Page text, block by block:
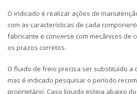
O indicado é realizar ações de
com as características de cada
fabricante e converse com mecânicos de
os prazos corretos.
O fluido de freio precisa ser substituído a
mas é indicado pesquisar o período
proprietário. Caso líquido esteja abaixo